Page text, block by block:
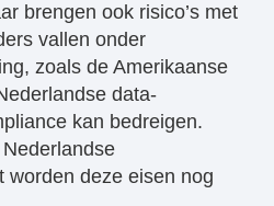
brengen ook risico’s met
vallen onder
zoals de Amerikaanse
data-
kan bedreigen.
worden deze eisen nog